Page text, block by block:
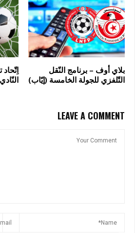
بلاي أوف – برنامج النّقل
التّلفزي للجولة الخامسة (إيّاب)
LEAVE A COMMENT